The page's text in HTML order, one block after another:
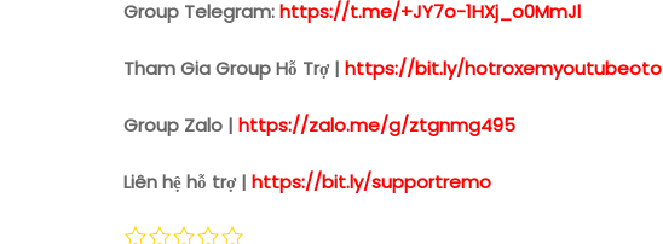
Group Telegram:https://t.me/+JY7o-1HXj_o0MmJl
Tham Gia Group Hỗ Trợ | https://bit.ly/hotroxemyoutubeoto
Group Zalo | https://zalo.me/g/ztgnmg495
Liên hệ hỗ trợ | https://bit.ly/supportremo